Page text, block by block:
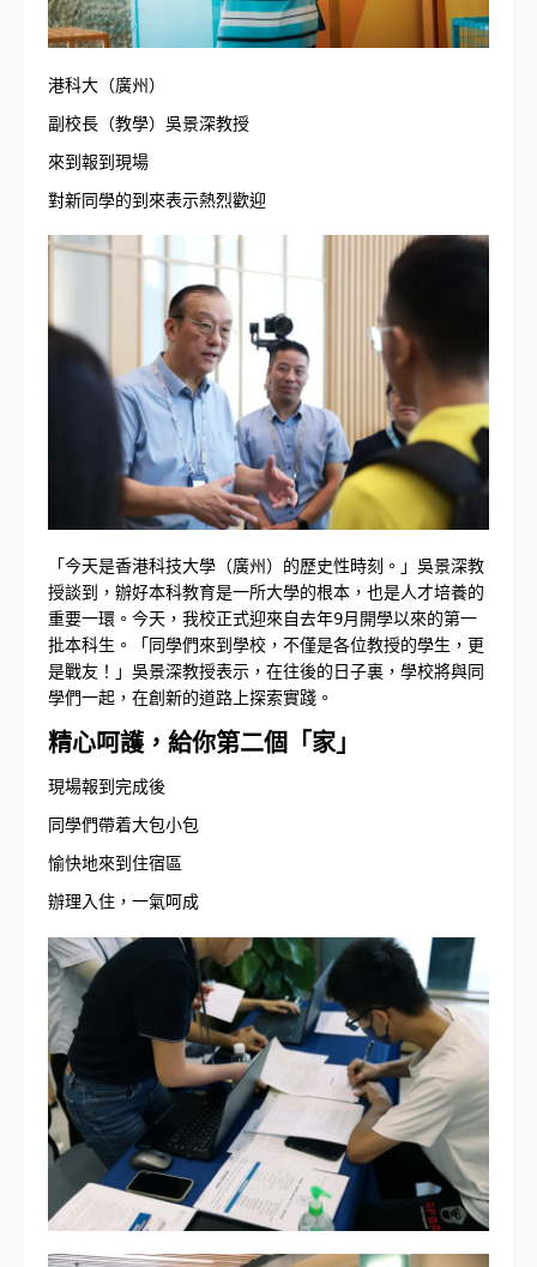
港科大（廣州）
副校長（教學）吳景深教授
來到報到現場
對新同學的到來表示熱烈歡迎
「今天是香港科技大學（廣州）的歷史性時刻。」吳景深教
授談到，辦好本科教育是一所大學的根本，也是人才培養的
重要一環。今天，我校正式迎來自去年9月開學以來的第一
批本科生。「同學們來到學校，不僅是各位教授的學生，更
是戰友！」吳景深教授表示，在往後的日子裏，學校將與同
學們一起，在創新的道路上探索實踐。
精心呵護，給你第二個「家」
現場報到完成後
同學們帶着大包小包
愉快地來到住宿區
辦理入住，一氣呵成